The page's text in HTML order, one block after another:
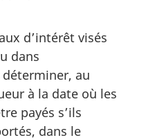
d’intérêt visés
dans
au
à la date où les
payés s’ils
dans le